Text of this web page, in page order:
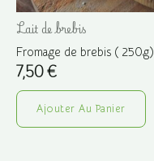
Lait de brebis
Fromage de brebis ( 250g)
7,50€
Ajouter Au Panier